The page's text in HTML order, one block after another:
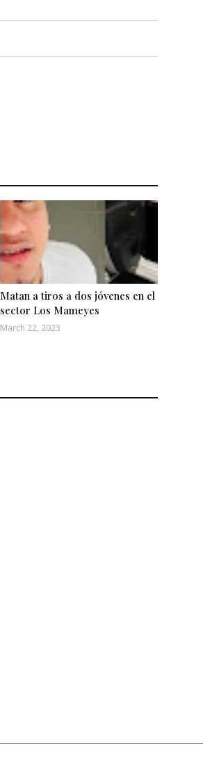
Matan a tiros a dos jóvenes en el
sector Los Mameyes
March 22, 2023